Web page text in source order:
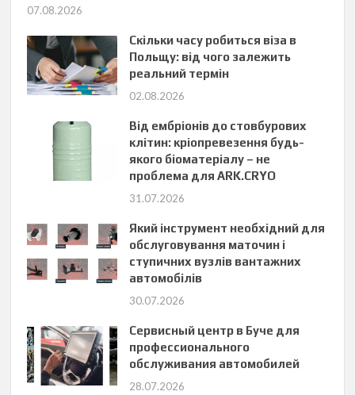
07.08.2026
Скільки часу робиться віза в
Польщу: від чого залежить
реальний термін
02.08.2026
Від ембріонів до стовбурових
клітин: кріопревезення будь-
якого біоматеріалу – не
проблема для ARK.CRYO
31.07.2026
Який інструмент необхідний для
обслуговування маточин і
ступичних вузлів вантажних
автомобілів
30.07.2026
Сервисный центр в Буче для
профессионального
обслуживания автомобилей
28.07.2026